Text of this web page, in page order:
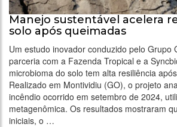
Manejo sustentável acelera
solo após queimadas
Um estudo inovador conduzido pelo Grupo
parceria com a Fazenda Tropical e a
microbioma do solo tem alta resiliência
Realizado em Montividiu (GO), o projeto
incêndio ocorrido em setembro de 2024,
metagenômica. Os resultados mostraram
iniciais, o …